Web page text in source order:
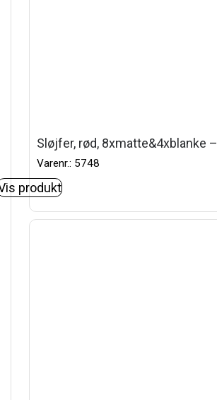
Sløjfer, rød, 8xmatte&4xblanke –
Varenr.: 5748
produkt